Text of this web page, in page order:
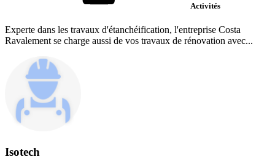
Activités
Experte dans les travaux d'étanchéification, l'entreprise Costa
Ravalement se charge aussi de vos travaux de rénovation avec...
Isotech